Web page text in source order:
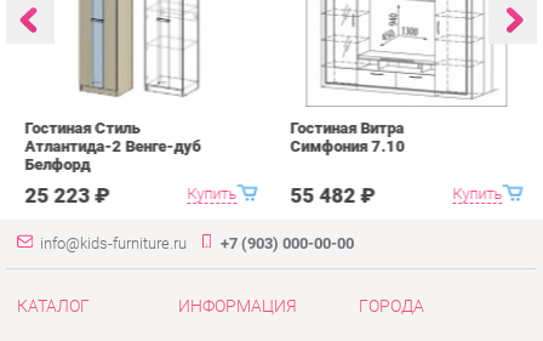
Белфорд
25 223 ₽ Купить
55 482 ₽
info@kids-furniture.ru +7 (903) 000-00-00
КАТАЛОГ
Коллекции
Комоды
ИНФОРМАЦИЯ
О проекте
Дизайн
Скидки и Акции
ГОРОДА
Весь мир